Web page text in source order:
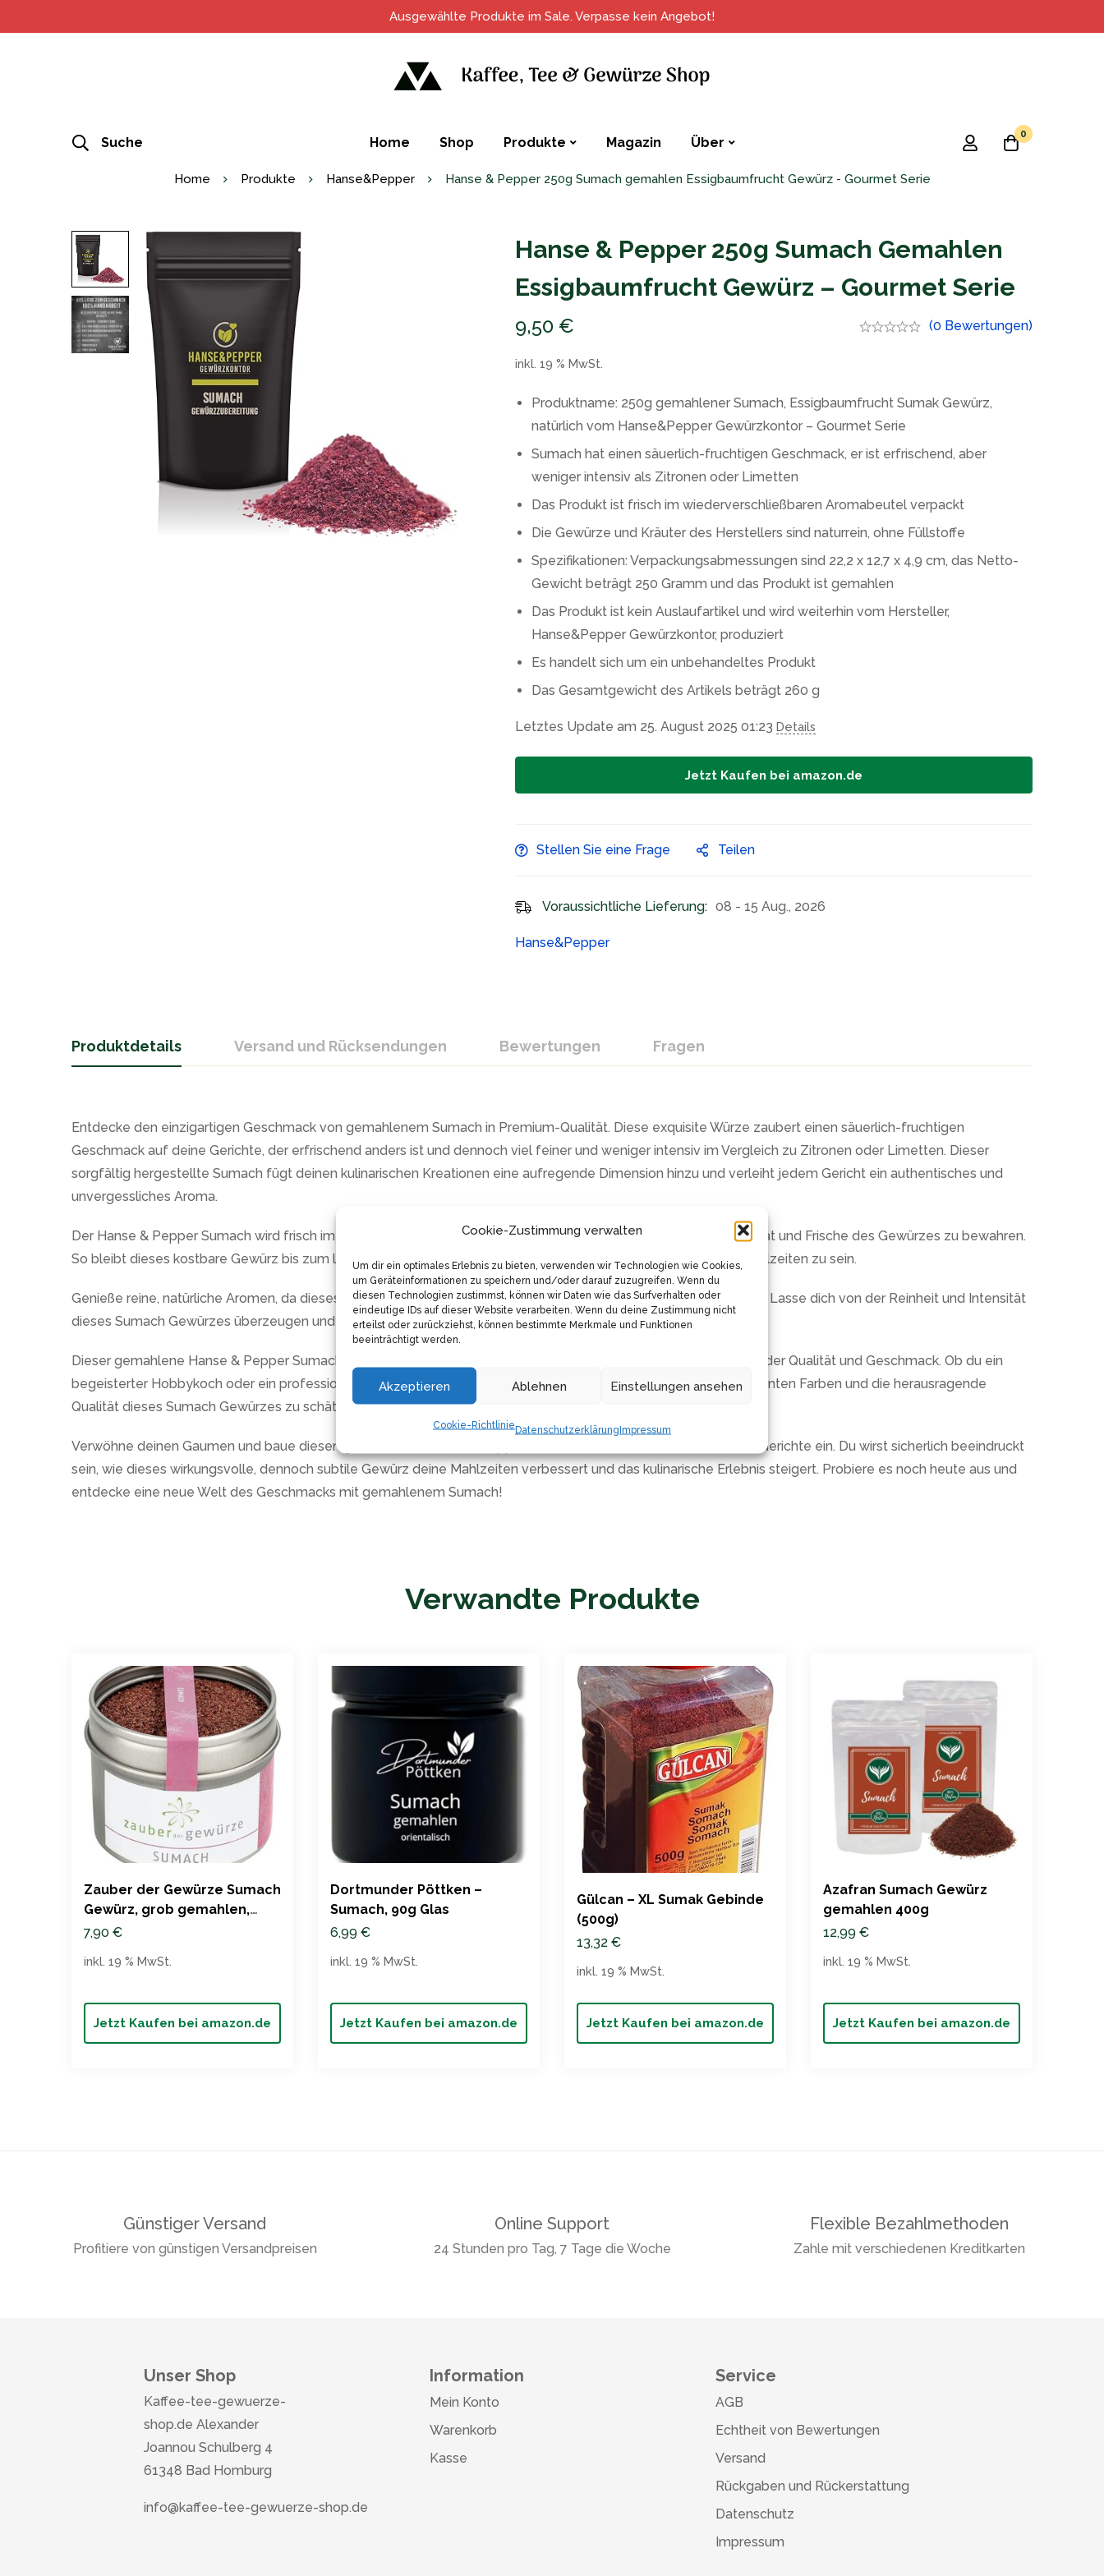
Cookie-Zustimmung verwalten
Um dir ein optimales Erlebnis zu bieten, verwenden wir Technologien wie Cookies,
um Geräteinformationen zu speichern und/oder darauf zuzugreifen. Wenn du
diesen Technologien zustimmst, können wir Daten wie das Surfverhalten oder
eindeutige IDs auf dieser Website verarbeiten. Wenn du deine Zustimmung nicht
erteilst oder zurückziehst, können bestimmte Merkmale und Funktionen
beeinträchtigt werden.
Akzeptieren Ablehnen Einstellungen ansehen
Cookie-RichtlinieDatenschutzerklärungImpressum
Ausgewählte Produkte im Sale. Verpasse kein Angebot!
Suche Home Shop Produkte Magazin Über
0
Home Produkte Hanse&Pepper Hanse & Pepper 250g Sumach gemahlen Essigbaumfrucht Gewürz - Gourmet Serie
Hanse & Pepper 250g Sumach Gemahlen
Essigbaumfrucht Gewürz – Gourmet Serie
9,50 € (0 Bewertungen)
inkl. 19 % MwSt.
Produktname: 250g gemahlener Sumach, Essigbaumfrucht Sumak Gewürz,
natürlich vom Hanse&Pepper Gewürzkontor – Gourmet Serie
Sumach hat einen säuerlich-fruchtigen Geschmack, er ist erfrischend, aber
weniger intensiv als Zitronen oder Limetten
Das Produkt ist frisch im wiederverschließbaren Aromabeutel verpackt
Die Gewürze und Kräuter des Herstellers sind naturrein, ohne Füllstoffe
Spezifikationen: Verpackungsabmessungen sind 22,2 x 12,7 x 4,9 cm, das Netto-
Gewicht beträgt 250 Gramm und das Produkt ist gemahlen
Das Produkt ist kein Auslaufartikel und wird weiterhin vom Hersteller,
Hanse&Pepper Gewürzkontor, produziert
Es handelt sich um ein unbehandeltes Produkt
Das Gesamtgewicht des Artikels beträgt 260 g
Letztes Update am 25. August 2025 01:23 Details
Jetzt Kaufen bei amazon.de
Stellen Sie eine Frage Teilen
Voraussichtliche Lieferung: 08 - 15 Aug., 2026
Hanse&Pepper
Produktdetails Versand und Rücksendungen Bewertungen Fragen
Entdecke den einzigartigen Geschmack von gemahlenem Sumach in Premium-Qualität. Diese exquisite Würze zaubert einen säuerlich-fruchtigen
Geschmack auf deine Gerichte, der erfrischend anders ist und dennoch viel feiner und weniger intensiv im Vergleich zu Zitronen oder Limetten. Dieser
sorgfältig hergestellte Sumach fügt deinen kulinarischen Kreationen eine aufregende Dimension hinzu und verleiht jedem Gericht ein authentisches und
unvergessliches Aroma.
Der Hanse & Pepper Sumach wird frisch im wiederverschließbaren Aromabeutel verpackt geliefert, um die Qualität und Frische des Gewürzes zu bewahren.
So bleibt dieses kostbare Gewürz bis zum letzten Teelöffel frisch und freut sich darauf, Teil deiner köstlichen Mahlzeiten zu sein.
Genieße reine, natürliche Aromen, da dieses Produkt keine Füllstoffe enthält – nur reine Gewürze und sonst nichts. Lasse dich von der Reinheit und Intensität
dieses Sumach Gewürzes überzeugen und erlebe den Unterschied, den Qualität ausmacht.
Dieser gemahlene Hanse & Pepper Sumach ist Teil der Gourmet-Serie und vertritt das Streben nach herausragender Qualität und Geschmack. Ob du ein
begeisterter Hobbykoch oder ein professioneller Küchenchef bist, du wirst das bemerkenswerte Aroma, die brillianten Farben und die herausragende
Qualität dieses Sumach Gewürzes zu schätzen wissen.
Verwöhne deinen Gaumen und baue diesen gemahlenen Hanse & Pepper Sumach in Premium-Qualität in deine Gerichte ein. Du wirst sicherlich beeindruckt
sein, wie dieses wirkungsvolle, dennoch subtile Gewürz deine Mahlzeiten verbessert und das kulinarische Erlebnis steigert. Probiere es noch heute aus und
entdecke eine neue Welt des Geschmacks mit gemahlenem Sumach!
Verwandte Produkte
Zauber der Gewürze Sumach
Gewürz, grob gemahlen,
Premium-Qualität, 60g
7,90 €
Jetzt Kaufen bei amazon.de
inkl. 19 % MwSt.
Dortmunder Pöttken –
Sumach, 90g Glas
6,99 €
Jetzt Kaufen bei amazon.de
inkl. 19 % MwSt.
Gülcan – XL Sumak Gebinde
(500g)
13,32 €
Jetzt Kaufen bei amazon.de
inkl. 19 % MwSt.
Azafran Sumach Gewürz
gemahlen 400g
12,99 €
Jetzt Kaufen bei amazon.de
inkl. 19 % MwSt.
Günstiger Versand
Profitiere von günstigen Versandpreisen
Online Support
24 Stunden pro Tag, 7 Tage die Woche
Flexible Bezahlmethoden
Zahle mit verschiedenen Kreditkarten
Unser Shop
Kaffee-tee-gewuerze-
shop.de Alexander
Joannou Schulberg 4
61348 Bad Homburg
info@kaffee-tee-gewuerze-shop.de
Information
Mein Konto
Warenkorb
Kasse
Service
AGB
Echtheit von Bewertungen
Versand
Rückgaben und Rückerstattung
Datenschutz
Impressum